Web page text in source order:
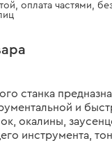
оплата частями,
станка
и
окалины,
инструмента,